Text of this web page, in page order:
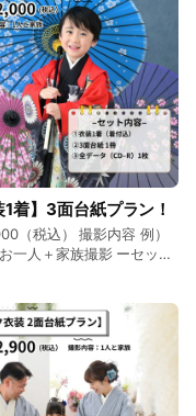
1着】3面台紙プラン！
（税込） 撮影内容 例）
人＋家族撮影 ーセット
（データ付）